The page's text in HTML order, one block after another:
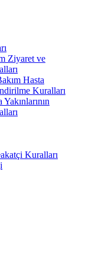
Ziyaret ve
Hasta
Kuralları
Kuralları